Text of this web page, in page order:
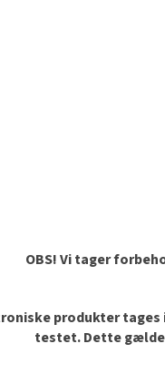
OBS! Vi tager
produkter
testet. Dette